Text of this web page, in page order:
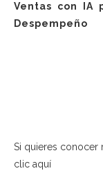
Ventas con IA
Despempeño
Si quieres conocer
clic aquí